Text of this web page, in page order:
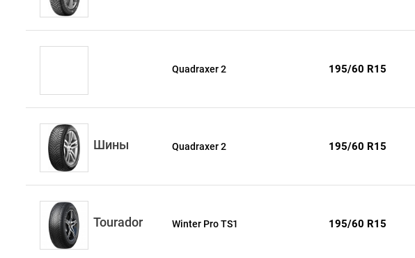
Quadraxer 2 195/60 R15
Шины Quadraxer 2 195/60 R15
Tourador Winter Pro TS1 195/60 R15